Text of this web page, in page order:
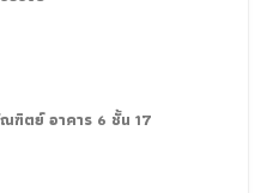
ฑิตย์ อาคาร 6 ชั้น 17